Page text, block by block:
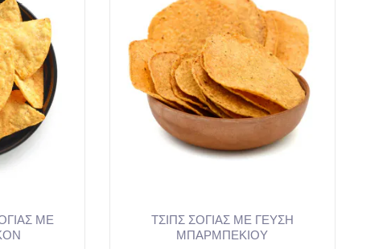
ΜΕ
ΤΣΙΠΣ ΣΟΓΙΑΣ ΜΕ ΓΕΥΣΗ
ΜΠΑΡΜΠΕΚΙΟΥ